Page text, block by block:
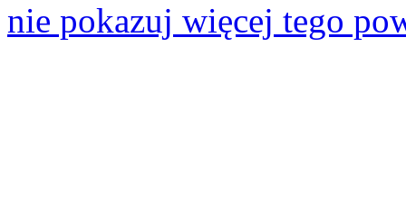
nie pokazuj więcej tego